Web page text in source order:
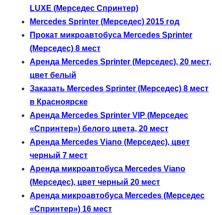
LUXE (Мерседес Спринтер)
Mercedes Sprinter (Мерседес) 2015 год
Прокат микроавтобуса Mercedes Sprinter
(Мерседес) 8 мест
Аренда Mercedes Sprinter (Мерседес), 20 мест,
цвет белый
Заказать Mercedes Sprinter (Мерседес) 8 мест
в Красноярске
Аренда Mercedes Sprinter VIP (Мерседес
«Спринтер») белого цвета, 20 мест
Аренда Mercedes Viano (Мерседес), цвет
черный 7 мест
Аренда микроавтобуса Mercedes Viano
(Мерседес), цвет черный 20 мест
Аренда микроавтобуса Mercedes (Мерседес
«Спринтер») 16 мест